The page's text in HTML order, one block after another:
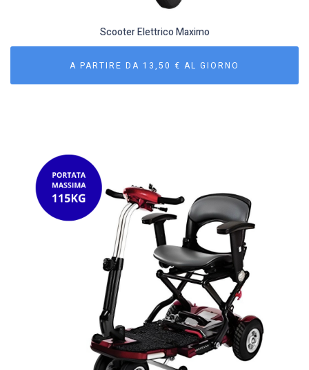
Scooter Elettrico Maximo
A PARTIRE DA 13,50 € AL GIORNO